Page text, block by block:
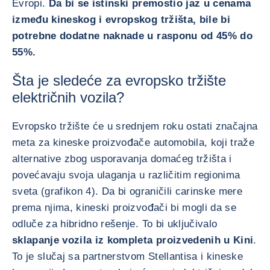
Evropi. Da bi se istinski premostio jaz u cenama
između kineskog i evropskog tržišta, bile bi
potrebne dodatne naknade u rasponu od 45% do
55%.
Šta je sledeće za evropsko tržište
električnih vozila?
Evropsko tržište će u srednjem roku ostati značajna
meta za kineske proizvođače automobila, koji traže
alternative zbog usporavanja domaćeg tržišta i
povećavaju svoja ulaganja u različitim regionima
sveta (grafikon 4). Da bi ograničili carinske mere
prema njima, kineski proizvođači bi mogli da se
odluče za hibridno rešenje. To bi uključivalo
sklapanje vozila iz kompleta proizvedenih u Kini.
To je slučaj sa partnerstvom Stellantisa i kineske